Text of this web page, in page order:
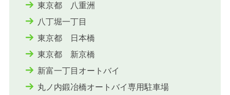
東京都 八重洲
八丁堀一丁目
東京都 日本橋
東京都 新京橋
新富一丁目オートバイ
丸ノ内鍛冶橋オートバイ専用駐車場